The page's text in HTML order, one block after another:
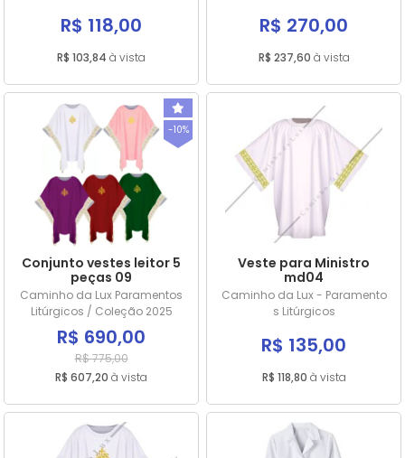
R$ 118,00
R$ 103,84 à vista
R$ 270,00
R$ 237,60 à vista
-10%
Conjunto vestes leitor 5
peças 09
Caminho da Lux Paramentos
Litúrgicos / Coleção 2025
R$ 690,00
R$ 775,00
R$ 607,20 à vista
Veste para Ministro
md04
Caminho da Lux - Paramento
s Litúrgicos
R$ 135,00
R$ 118,80 à vista